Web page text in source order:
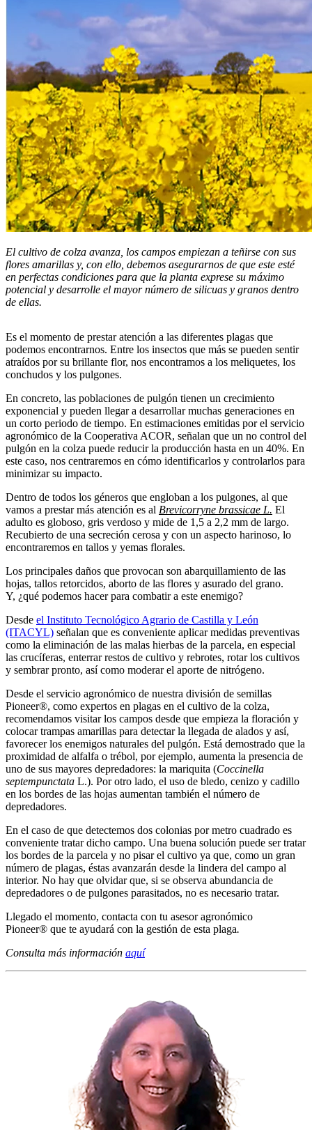
El cultivo de colza avanza, los campos empiezan a teñirse con sus
flores amarillas y, con ello, debemos asegurarnos de que este esté
en perfectas condiciones para que la planta exprese su máximo
potencial y desarrolle el mayor número de silicuas y granos dentro
de ellas.
Es el momento de prestar atención a las diferentes plagas que
podemos encontrarnos. Entre los insectos que más se pueden sentir
atraídos por su brillante flor, nos encontramos a los meliquetes, los
conchudos y los pulgones.
En concreto, las poblaciones de pulgón tienen un crecimiento
exponencial y pueden llegar a desarrollar muchas generaciones en
un corto periodo de tiempo. En estimaciones emitidas por el servicio
agronómico de la Cooperativa ACOR, señalan que un no control del
pulgón en la colza puede reducir la producción hasta en un 40%. En
este caso, nos centraremos en cómo identificarlos y controlarlos para
minimizar su impacto.
Dentro de todos los géneros que engloban a los pulgones, al que
vamos a prestar más atención es al Brevicorryne brassicae L. El
adulto es globoso, gris verdoso y mide de 1,5 a 2,2 mm de largo.
Recubierto de una secreción cerosa y con un aspecto harinoso, lo
encontraremos en tallos y yemas florales.
Los principales daños que provocan son abarquillamiento de las
hojas, tallos retorcidos, aborto de las flores y asurado del grano.
Y, ¿qué podemos hacer para combatir a este enemigo?
Desde el Instituto Tecnológico Agrario de Castilla y León
(ITACYL) señalan que es conveniente aplicar medidas preventivas
como la eliminación de las malas hierbas de la parcela, en especial
las crucíferas, enterrar restos de cultivo y rebrotes, rotar los cultivos
y sembrar pronto, así como moderar el aporte de nitrógeno.
Desde el servicio agronómico de nuestra división de semillas
Pioneer®, como expertos en plagas en el cultivo de la colza,
recomendamos visitar los campos desde que empieza la floración y
colocar trampas amarillas para detectar la llegada de alados y así,
favorecer los enemigos naturales del pulgón. Está demostrado que la
proximidad de alfalfa o trébol, por ejemplo, aumenta la presencia de
uno de sus mayores depredadores: la mariquita (Coccinella
septempunctata L.). Por otro lado, el uso de bledo, cenizo y cadillo
en los bordes de las hojas aumentan también el número de
depredadores.
En el caso de que detectemos dos colonias por metro cuadrado es
conveniente tratar dicho campo. Una buena solución puede ser tratar
los bordes de la parcela y no pisar el cultivo ya que, como un gran
número de plagas, éstas avanzarán desde la lindera del campo al
interior. No hay que olvidar que, si se observa abundancia de
depredadores o de pulgones parasitados, no es necesario tratar.
Llegado el momento, contacta con tu asesor agronómico
Pioneer® que te ayudará con la gestión de esta plaga.
Consulta más información aquí